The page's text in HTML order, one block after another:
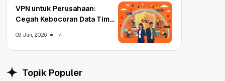
VPN untuk Perusahaan:
Cegah Kebocoran Data Tim
09 Jun, 2026 4
Topik Populer